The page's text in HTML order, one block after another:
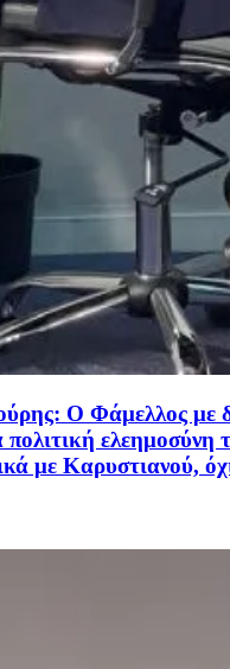
Ο Φάμελλος με
πολιτική ελεημοσύνη
με Καρυστιανού,